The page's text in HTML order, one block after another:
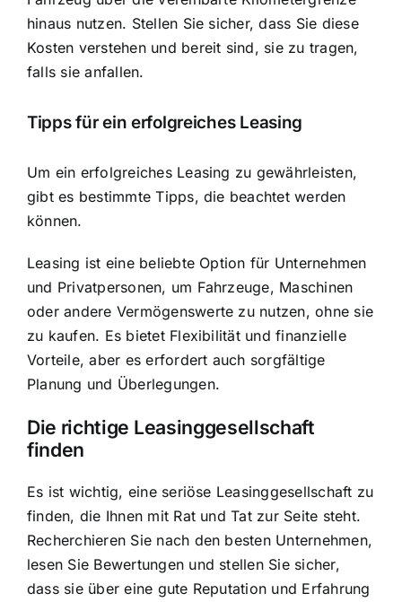
hinaus nutzen. Stellen Sie sicher, dass Sie diese
Kosten verstehen und bereit sind, sie zu tragen,
falls sie anfallen.
Tipps für ein erfolgreiches Leasing
Um ein erfolgreiches Leasing zu gewährleisten,
gibt es bestimmte Tipps, die beachtet werden
können.
Leasing ist eine beliebte Option für Unternehmen
und Privatpersonen, um Fahrzeuge, Maschinen
oder andere Vermögenswerte zu nutzen, ohne sie
zu kaufen. Es bietet Flexibilität und finanzielle
Vorteile, aber es erfordert auch sorgfältige
Planung und Überlegungen.
Die richtige Leasinggesellschaft
finden
Es ist wichtig, eine seriöse Leasinggesellschaft zu
finden, die Ihnen mit Rat und Tat zur Seite steht.
Recherchieren Sie nach den besten Unternehmen,
lesen Sie Bewertungen und stellen Sie sicher,
dass sie über eine gute Reputation und Erfahrung